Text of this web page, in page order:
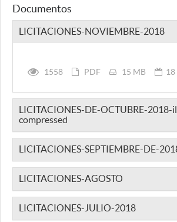
Documentos
LICITACIONES-NOVIEMBRE-2018
1558 PDF 15 MB
LICITACIONES-DE-OCTUBRE-2018-
compressed
LICITACIONES-SEPTIEMBRE-DE-
LICITACIONES-AGOSTO
LICITACIONES-JULIO-2018